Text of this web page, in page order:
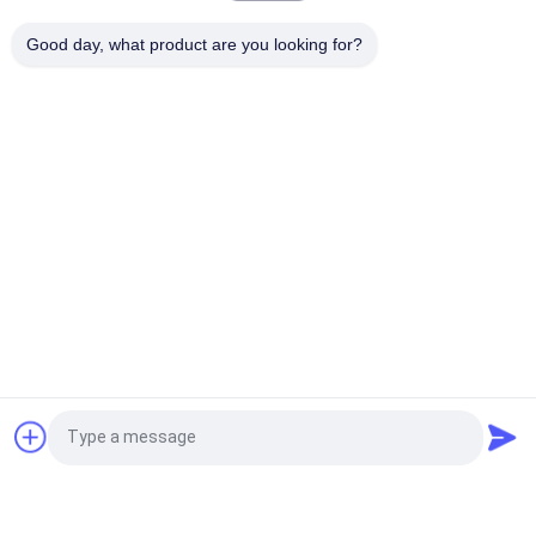
με την οθόνη 128 * 32 OLED
Ανιχνευτής
Μικροτσίπ RFID
Αίτηση κράτησης
Good day, what product are you looking for?